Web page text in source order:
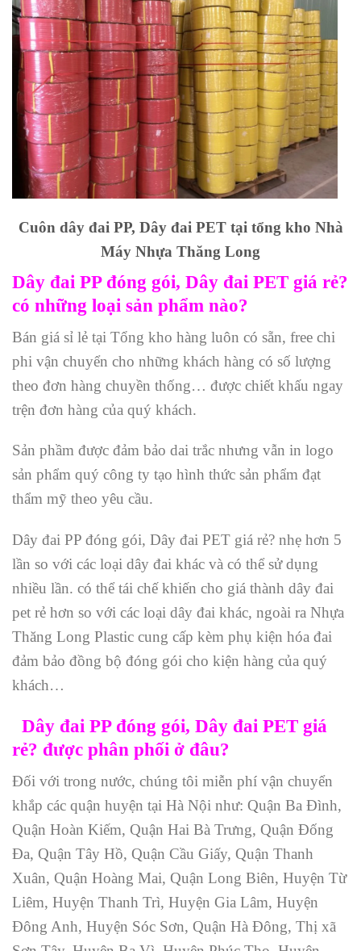
Cuôn dây đai PP, Dây đai PET tại tổng kho Nhà
Máy Nhựa Thăng Long
Dây đai PP đóng gói, Dây đai PET giá rẻ?
có những loại sản phẩm nào?
Bán giá sỉ lẻ tại Tổng kho hàng luôn có sẵn, free chi
phi vận chuyển cho những khách hàng có số lượng
theo đơn hàng chuyền thống… được chiết khấu ngay
trện đơn hàng của quý khách.
Sản phầm được đảm bảo dai trắc nhưng vẫn in logo
sản phẩm quý công ty tạo hình thức sản phẩm đạt
thẩm mỹ theo yêu cầu.
Dây đai PP đóng gói, Dây đai PET giá rẻ? nhẹ hơn 5
lần so với các loại dây đai khác và có thể sử dụng
nhiều lần. có thể tái chế khiến cho giá thành dây đai
pet rẻ hơn so với các loại dây đai khác, ngoài ra Nhựa
Thăng Long Plastic cung cấp kèm phụ kiện hóa đai
đảm bảo đồng bộ đóng gói cho kiện hàng của quý
khách…
Dây đai PP đóng gói, Dây đai PET giá
rẻ? được phân phối ở đâu?
Đối với trong nước, chúng tôi miễn phí vận chuyển
khắp các quận huyện tại Hà Nội như: Quận Ba Đình,
Quận Hoàn Kiếm, Quận Hai Bà Trưng, Quận Đống
Đa, Quận Tây Hồ, Quận Cầu Giấy, Quận Thanh
Xuân, Quận Hoàng Mai, Quận Long Biên, Huyện Từ
Liêm, Huyện Thanh Trì, Huyện Gia Lâm, Huyện
Đông Anh, Huyện Sóc Sơn, Quận Hà Đông, Thị xã